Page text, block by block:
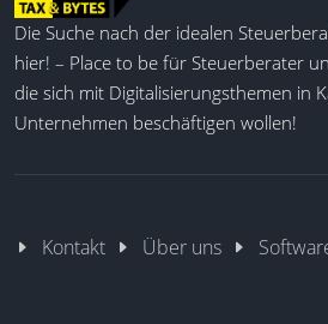
Anpassbare
4 wählbare Sicherheitsstufen
Modularer Aufbau
Ende-zu-Ende-Verschlüsselung
Die Suche nach der idealen
hier! – Place to be für Steuerberater
die sich mit Digitalisierungsthemen in
Unternehmen beschäftigen wollen!
Kontakt Über uns